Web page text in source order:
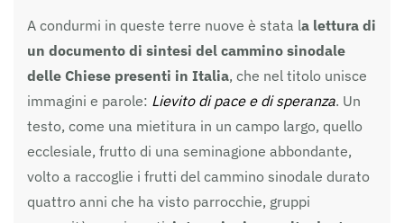
A condurmi in queste terre nuove è stata la lettura di
un documento di sintesi del cammino sinodale
delle Chiese presenti in Italia, che nel titolo unisce
immagini e parole: Lievito di pace e di speranza. Un
testo, come una mietitura in un campo largo, quello
ecclesiale, frutto di una seminagione abbondante,
volto a raccoglie i frutti del cammino sinodale durato
quattro anni che ha visto parrocchie, gruppi